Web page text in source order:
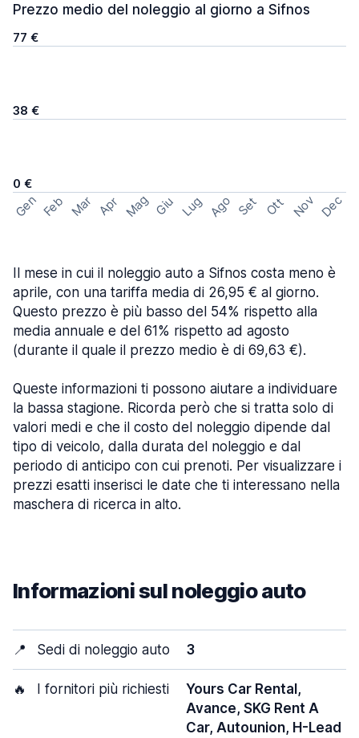
Prezzo medio del noleggio al giorno a Sifnos
77 €
38 €
0 €
Gen Feb Mar Apr Mag Giu Lug Ago Set Ott Nov Dec
Il mese in cui il noleggio auto a Sifnos costa meno è
aprile, con una tariffa media di 26,95 € al giorno.
Questo prezzo è più basso del 54% rispetto alla
media annuale e del 61% rispetto ad agosto
(durante il quale il prezzo medio è di 69,63 €).
Queste informazioni ti possono aiutare a individuare
la bassa stagione. Ricorda però che si tratta solo di
valori medi e che il costo del noleggio dipende dal
tipo di veicolo, dalla durata del noleggio e dal
periodo di anticipo con cui prenoti. Per visualizzare i
prezzi esatti inserisci le date che ti interessano nella
maschera di ricerca in alto.
Informazioni sul noleggio auto
📍 Sedi di noleggio auto 3
🔥 I fornitori più richiesti
Yours Car Rental,
Avance, SKG Rent A
Car, Autounion, H-Lead